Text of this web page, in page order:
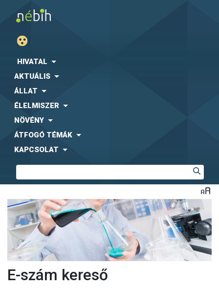
HIVATAL
AKTUÁLIS
ÁLLAT
ÉLELMISZER
NÖVÉNY
ÁTFOGÓ TÉMÁK
KAPCSOLAT
E-szám kereső